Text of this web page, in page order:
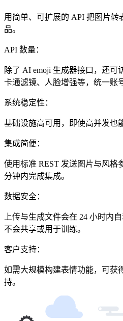
用简单、可扩展的 API 把图片转
品。
API 数量：
除了 AI emoji 生成器接口，还可
卡通滤镜、人脸增强等，统一账
系统稳定性：
基础设施高可用，即使高并发也
集成简便：
使用标准 REST 发送图片与风格
分钟内完成集成。
数据安全：
上传与生成文件会在 24 小时内
不会共享或用于训练。
客户支持：
如需大规模构建表情功能，可获
持。